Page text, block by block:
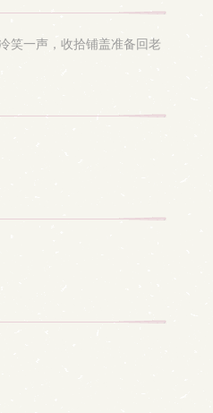
笑一声，收拾铺盖准备回老